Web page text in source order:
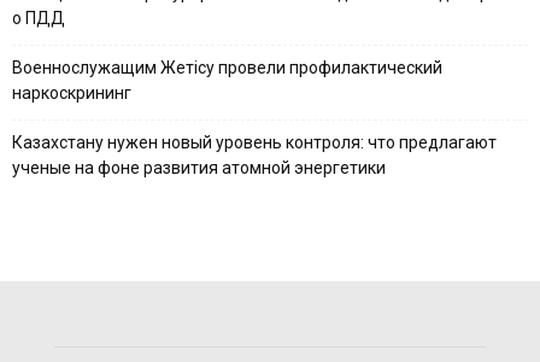
о ПДД
Военнослужащим Жетісу провели профилактический
наркоскрининг
Казахстану нужен новый уровень контроля: что предлагают
ученые на фоне развития атомной энергетики